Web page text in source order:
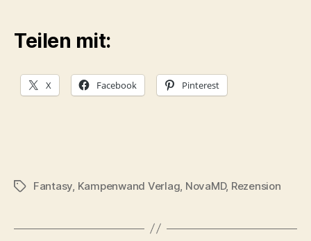
Teilen mit:
X Facebook Pinterest
Schlagwörter
Fantasy Kampenwand Verlag NovaMD, Rezension